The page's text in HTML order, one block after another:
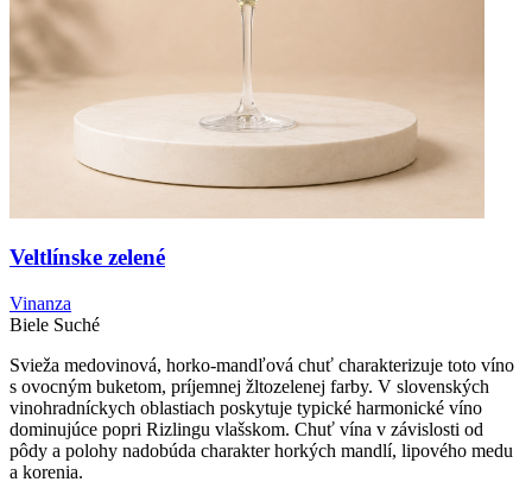
Veltlínske zelené
Vinanza
Biele Suché
Svieža medovinová, horko-mandľová chuť charakterizuje toto víno
s ovocným buketom, príjemnej žltozelenej farby. V slovenských
vinohradníckych oblastiach poskytuje typické harmonické víno
dominujúce popri Rizlingu vlašskom. Chuť vína v závislosti od
pôdy a polohy nadobúda charakter horkých mandlí, lipového medu
a korenia.